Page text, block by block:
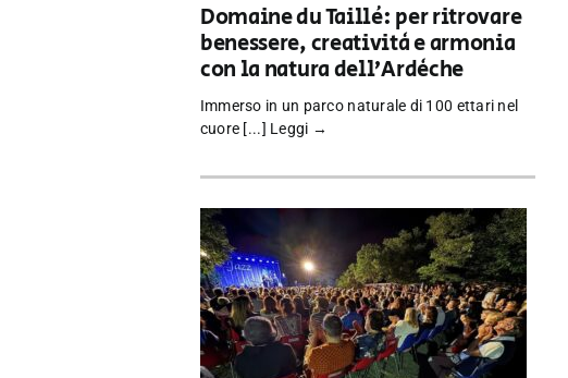
Domaine du Taillé: per ritrovare
benessere, creatività e armonia
con la natura dell’Ardèche
Immerso in un parco naturale di 100 ettari nel
cuore [...] Leggi →